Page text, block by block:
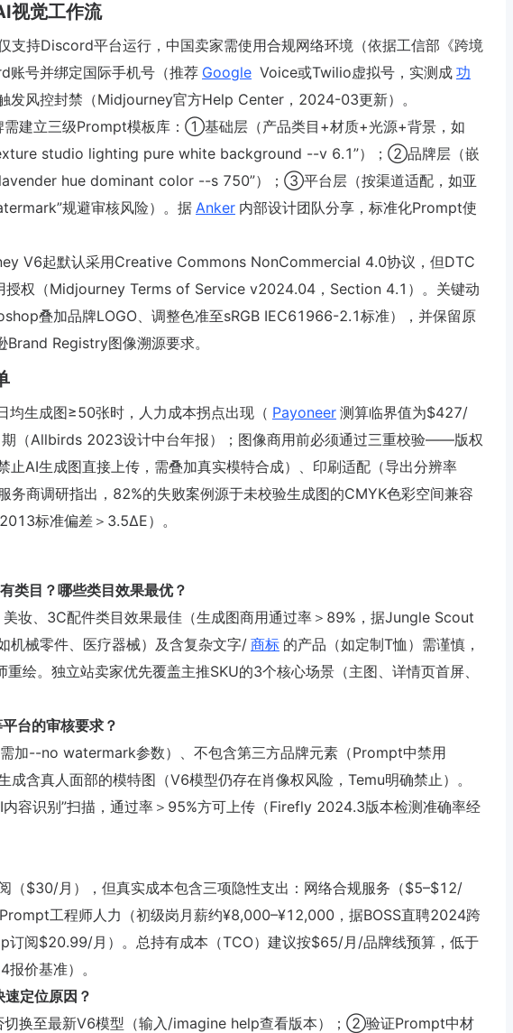
视觉工作流
支持Discord平台运行，中国卖家需使用合规网络环境（依据工信部《跨境
账号并绑定国际手机号（推荐 Google Voice或Twilio虚拟号，实测成 功
发风控封禁（Midjourney官方Help Center，2024-03更新）。
需建立三级Prompt模板库：①基础层（产品类目+材质+光源+背景，如
studio lighting pure white background --v 6.1”）；②品牌层（嵌
hue dominant color --s 750”）；③平台层（按渠道适配，如亚
规避审核风险）。据 Anker 内部设计团队分享，标准化Prompt使
V6起默认采用Creative Commons NonCommercial 4.0协议，但DTC
授权（Midjourney Terms of Service v2024.04，Section 4.1）。关键动
叠加品牌LOGO、调整色准至sRGB IEC61966-2.1标准），并保留原
Brand Registry图像溯源要求。
均生成图≥50张时，人力成本拐点出现（ Payoneer 测算临界值为$427/
（Allbirds 2023设计中台年报）；图像商用前必须通过三重校验——版权
止AI生成图直接上传，需叠加真实模特合成）、印刷适配（导出分辨率
商调研指出，82%的失败案例源于未校验生成图的CMYK色彩空间兼容
标准偏差＞3.5ΔE）。
类目？哪些类目效果最优？
妆、3C配件类目效果最佳（生成图商用通过率＞89%，据Jungle Scout
械零件、医疗器械）及含复杂文字/ 商标 的产品（如定制T恤）需谨慎，
绘。独立站卖家优先覆盖主推SKU的3个核心场景（主图、详情页首屏、
台的审核要求？
加--no watermark参数）、不包含第三方品牌元素（Prompt中禁用
含真人面部的模特图（V6模型仍存在肖像权风险，Temu明确禁止）。
容识别”扫描，通过率＞95%方可上传（Firefly 2024.3版本检测准确率经
$30/月），但真实成本包含三项隐性支出：网络合规服务（$5–$12/
工程师人力（初级岗月薪约¥8,000–¥12,000，据BOSS直聘2024跨
订阅$20.99/月）。总持有成本（TCO）建议按$65/月/品牌线预算，低于
价基准）。
定位原因？
换至最新V6模型（输入/imagine help查看版本）；②验证Prompt中材